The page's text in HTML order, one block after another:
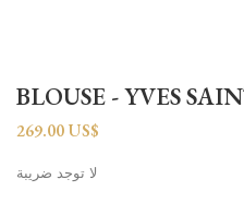
BLOUSE - YVES
269.00 US$
لا توجد ضريبة